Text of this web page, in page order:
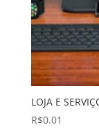
LOJA E
R$0.01